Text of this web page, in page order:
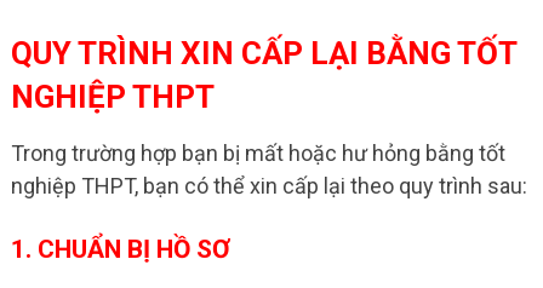
QUY TRÌNH XIN CẤP LẠI BẰNG TỐT
NGHIỆP THPT
Trong trường hợp bạn bị mất hoặc hư hỏng bằng tốt
nghiệp THPT, bạn có thể xin cấp lại theo quy trình sau:
1. CHUẨN BỊ HỒ SƠ